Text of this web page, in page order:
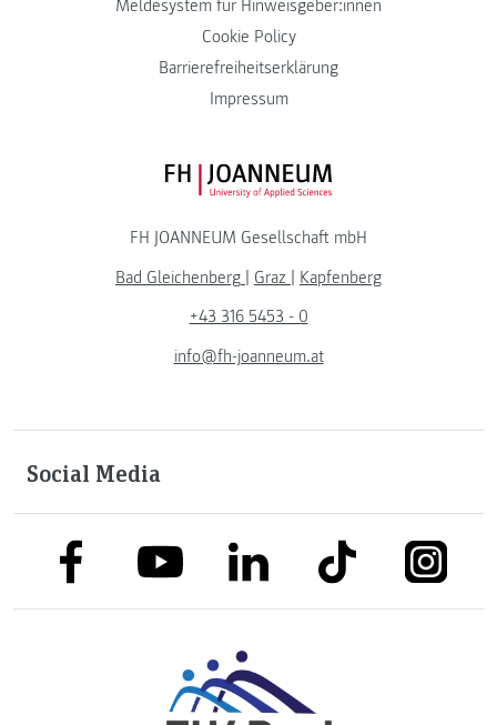
Meldesystem für Hinweisgeber:innen
Cookie Policy
Barrierefreiheitserklärung
Impressum
FH JOANNEUM Logo
FH JOANNEUM Gesellschaft mbH
Bad Gleichenberg | Graz | Kapfenberg
+43 316 5453 - 0
info@fh-joanneum.at
Social Media
link to facebooklink to youtubelink to linkedinlink to tiktok link to